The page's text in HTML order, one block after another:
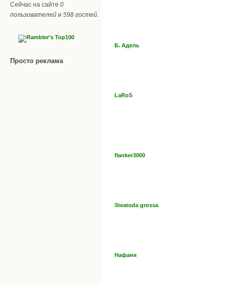
Сейчас на сайте 0
пользователей и 598 гостей
Просто реклама
Б. Адель
LaRoS
flanker3000
Steatoda grossa
Нафаня